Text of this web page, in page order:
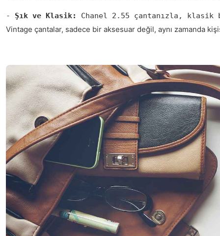
- Şık ve Klasik: Chanel 2.55 çantanızla,
Vintage çantalar, sadece bir aksesuar değil, aynı zamanda